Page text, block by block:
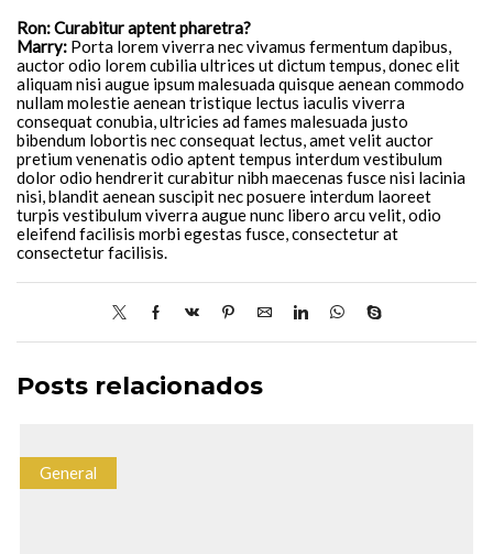
Ron: Curabitur aptent pharetra?
Marry: Porta lorem viverra nec vivamus fermentum dapibus,
auctor odio lorem cubilia ultrices ut dictum tempus, donec elit
aliquam nisi augue ipsum malesuada quisque aenean commodo
nullam molestie aenean tristique lectus iaculis viverra
consequat conubia, ultricies ad fames malesuada justo
bibendum lobortis nec consequat lectus, amet velit auctor
pretium venenatis odio aptent tempus interdum vestibulum
dolor odio hendrerit curabitur nibh maecenas fusce nisi lacinia
nisi, blandit aenean suscipit nec posuere interdum laoreet
turpis vestibulum viverra augue nunc libero arcu velit, odio
eleifend facilisis morbi egestas fusce, consectetur at
consectetur facilisis.
Posts relacionados
General